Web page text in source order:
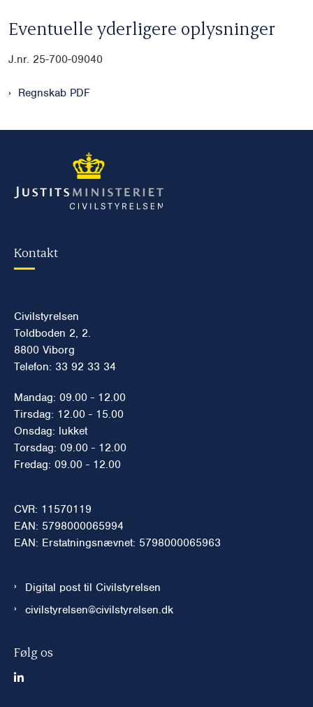
Eventuelle yderligere oplysninger
J.nr. 25-700-09040
Regnskab PDF
Kontakt
Civilstyrelsen
Toldboden 2, 2.
8800 Viborg
Telefon: 33 92 33 34
Mandag: 09.00 - 12.00
Tirsdag: 12.00 - 15.00
Onsdag: lukket
Torsdag: 09.00 - 12.00
Fredag: 09.00 - 12.00
CVR: 11570119
EAN: 5798000065994
EAN: Erstatningsnævnet: 5798000065963
Digital post til Civilstyrelsen
civilstyrelsen@civilstyrelsen.dk
Følg os